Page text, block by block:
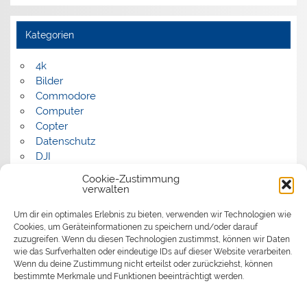
Cookie-Zustimmung
verwalten
Um dir ein optimales Erlebnis zu bieten, verwenden wir Technologien wie
Cookies, um Geräteinformationen zu speichern und/oder darauf
zuzugreifen. Wenn du diesen Technologien zustimmst, können wir Daten
wie das Surfverhalten oder eindeutige IDs auf dieser Website verarbeiten.
Wenn du deine Zustimmung nicht erteilst oder zurückziehst, können
bestimmte Merkmale und Funktionen beeinträchtigt werden.
Kategorien
4k
Bilder
Commodore
Computer
Copter
Datenschutz
DJI
Panorama
Politik
Retrocomputer
Uncategorized
Video